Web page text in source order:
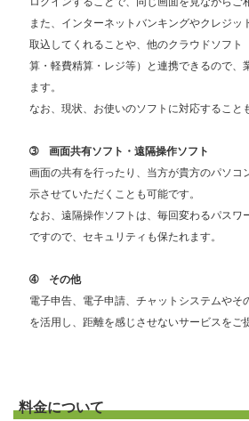
また、インターネットバンキングやクレジッ
取込してくれることや、他のクラウドソフト
算・軽費精算・レジ等）と連携できるので、
ます。
なお、現状、お使いのソフトに対応すること
➂ 画面共有ソフト・遠隔操作ソフト
画面の共有を行ったり、当方が貴方のパソコ
示させていただくことも可能です。
なお、遠隔操作ソフトは、毎回変わるパスワ
ですので、セキュリティも保たれます。
➃ その他
電子申告、電子申請、チャットシステムやそ
を活用し、距離を感じさせないサービスをご
料金について